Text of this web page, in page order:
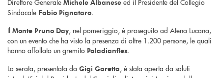
Direttore Generale Michele Albanese ed il Presidente del Collegio
Sindacale Fabio Pignataro.
Il Monte Pruno Day, nel pomeriggio, è proseguito ad Atena Lucana,
con un evento che ha visto la presenza di oltre 1.200 persone, le quali
hanno affollato un gremito Paladianflex.
La serata, presentata da Gigi Garetta, è stata aperta da saluti